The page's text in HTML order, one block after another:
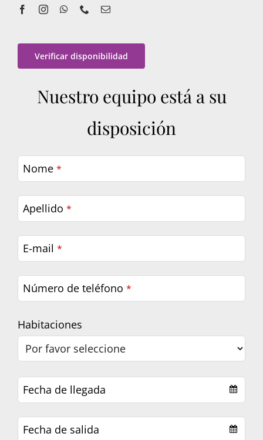
Verificar disponibilidad
Nuestro equipo está a su
disposición
Nome *
Apellido *
E-mail *
Número de teléfono *
Company
Name
Habitaciones
Fecha de llegada
Fecha de salida